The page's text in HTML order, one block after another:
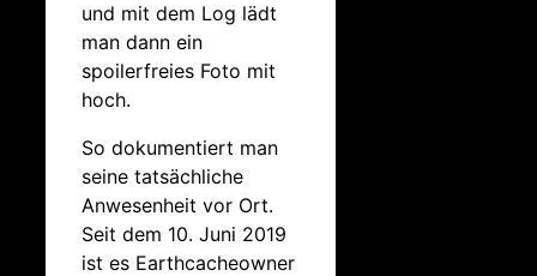
und mit dem Log lädt
man dann ein
spoilerfreies Foto mit
hoch.
So dokumentiert man
seine tatsächliche
Anwesenheit vor Ort.
Seit dem 10. Juni 2019
ist es Earthcacheowner